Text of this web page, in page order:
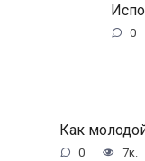
0
Как
0 7к.